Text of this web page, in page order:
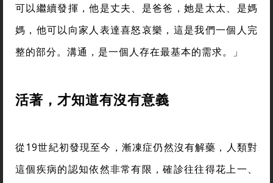
可以繼續發揮，他是丈夫、是爸爸，她是太太、是媽
媽，他可以向家人表達喜怒哀樂，這是我們一個人完
整的部分。溝通，是一個人存在最基本的需求。」
活著，才知道有沒有意義
從19世紀初發現至今，漸凍症仍然沒有解藥，人類對
這個疾病的認知依然非常有限，確診往往得花上一、